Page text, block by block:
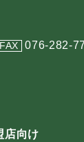
FAX
076-282-
店向け